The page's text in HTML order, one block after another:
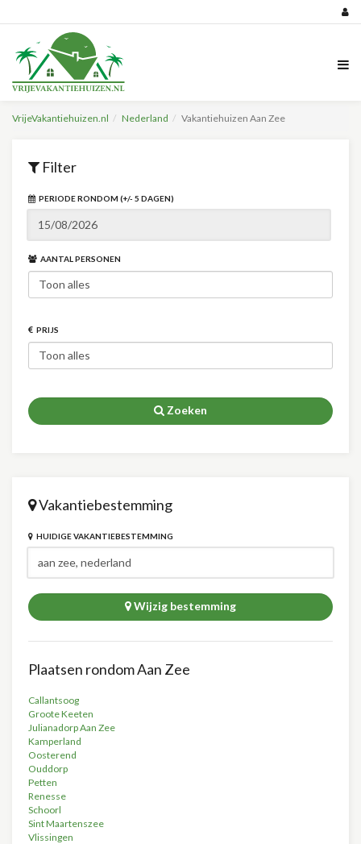
VrijeVakantiehuizen.nl Nederland Vakantiehuizen Aan Zee
Filter
PERIODE RONDOM (+/- 5 DAGEN)
AANTAL PERSONEN
PRIJS
Zoeken
Vakantiebestemming
HUIDIGE VAKANTIEBESTEMMING
Wijzig bestemming
Plaatsen rondom Aan Zee
Callantsoog
Groote Keeten
Julianadorp Aan Zee
Kamperland
Oosterend
Ouddorp
Petten
Renesse
Schoorl
Sint Maartenszee
Vlissingen